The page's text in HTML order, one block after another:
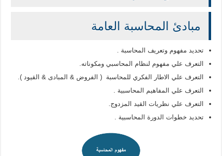
مبادئ المحاسبة العامة
تحديد مفهوم وتعريف المحاسبة .
التعرف علي مفهوم لنظام المحاسبي ومكوناته.
التعرف علي الاطار الفكري للمحاسبة ( الفروض & المبادى & القيود ).
التعرف علي المفاهيم المحاسبية .
التعرف علي نظريات القيد المزدوج.
تحديد خطوات الدورة المحاسبية .